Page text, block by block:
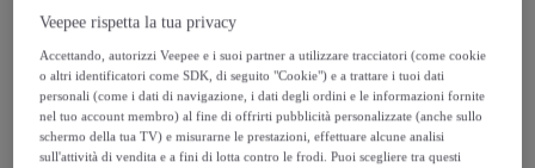
69, €
286,50 €
-75%
Veepee rispetta la tua privacy
Accettando, autorizzi Veepee e i suoi partner a utilizzare tracciatori (come cookie
o altri identificatori come SDK, di seguito "Cookie") e a trattare i tuoi dati
personali (come i dati di navigazione, i dati degli ordini e le informazioni fornite
nel tuo account membro) al fine di offrirti pubblicità personalizzate (anche sullo
schermo della tua TV) e misurarne le prestazioni, effettuare alcune analisi
sull'attività di vendita e a fini di lotta contro le frodi. Puoi scegliere tra questi